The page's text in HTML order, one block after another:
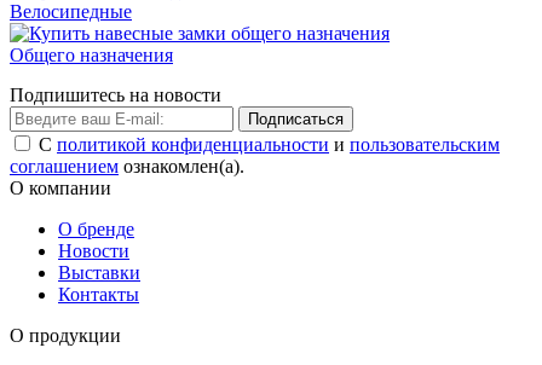
Велосипедные
Общего назначения
Подпишитесь на новости
Подписаться
С политикой конфиденциальности и пользовательским
соглашением ознакомлен(а).
О компании
О бренде
Новости
Выставки
Контакты
О продукции